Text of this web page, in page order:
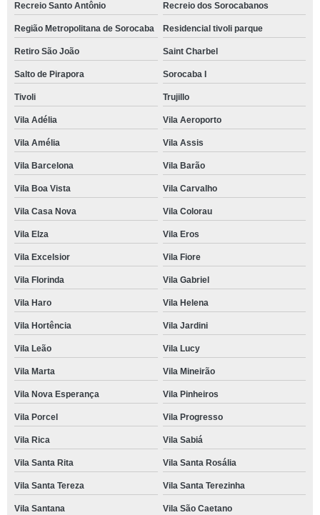
Recreio Santo Antônio Recreio dos Sorocabanos
Região Metropolitana de Sorocaba Residencial tivoli parque
Retiro São João Saint Charbel
Salto de Pirapora Sorocaba I
Tivoli Trujillo
Vila Adélia Vila Aeroporto
Vila Amélia Vila Assis
Vila Barcelona Vila Barão
Vila Boa Vista Vila Carvalho
Vila Casa Nova Vila Colorau
Vila Elza Vila Eros
Vila Excelsior Vila Fiore
Vila Florinda Vila Gabriel
Vila Haro Vila Helena
Vila Hortência Vila Jardini
Vila Leão Vila Lucy
Vila Marta Vila Mineirão
Vila Nova Esperança Vila Pinheiros
Vila Porcel Vila Progresso
Vila Rica Vila Sabiá
Vila Santa Rita Vila Santa Rosália
Vila Santa Tereza Vila Santa Terezinha
Vila Santana Vila São Caetano